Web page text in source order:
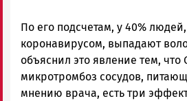
По его подсчетам, у 40%
коронавирусом, выпадают
объяснил это явление тем, что
микротромбоз сосудов,
мнению врача, есть три